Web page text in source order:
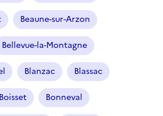
Beaune-sur-Arzon
Bellevue-la-Montagne
Blanzac Blassac
Boisset Bonneval